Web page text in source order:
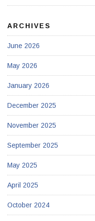
ARCHIVES
June 2026
May 2026
January 2026
December 2025
November 2025
September 2025
May 2025
April 2025
October 2024